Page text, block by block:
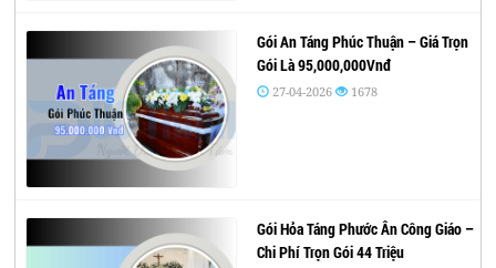
Gói An Táng Phúc Thuận – Giá Trọn
Gói Là 95,000,000Vnđ
27-04-2026 1678
Gói Hỏa Táng Phước Ân Công Giáo –
Chi Phí Trọn Gói 44 Triệu